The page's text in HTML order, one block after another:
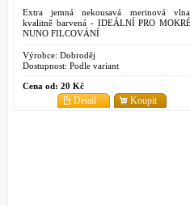
Extra jemná nekousavá merinová
kvalitně barvená - IDEÁLNÍ PRO
NUNO FILCOVÁNÍ
Výrobce: Dobroděj
Dostupnost: Podle variant
Cena od: 20 Kč
Koupit
Detail